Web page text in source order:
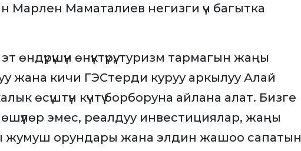
Марлен Маматалиев негизги үч багытка
өндүрүшүн өнүктүрүү, туризм тармагын жаңы
жана кичи ГЭСтерди куруу аркылуу Алай
өсүштүн күчтүү борборуна айлана алат. Бизге
эмес, реалдуу инвестициялар, жаңы
жумуш орундары жана элдин жашоо сапатын